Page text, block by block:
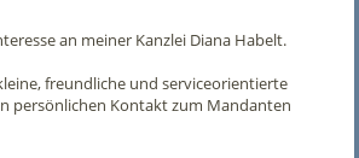
an meiner Kanzlei Diana Habelt.
freundliche und serviceorientierte
persönlichen Kontakt zum Mandanten